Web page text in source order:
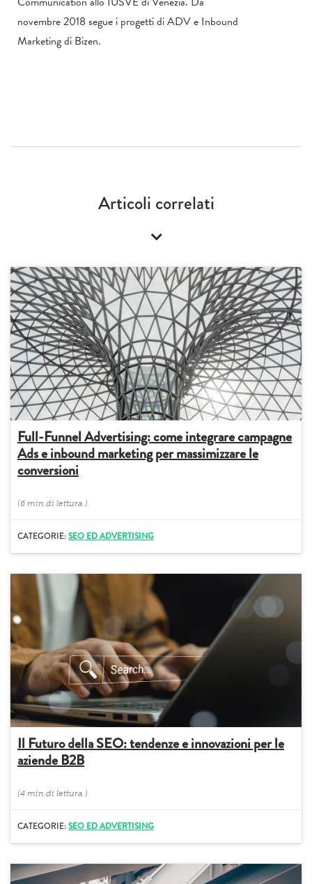
novembre 2018 segue i progetti di ADV e Inbound
Marketing di Bizen.
Articoli correlati
Full-Funnel Advertising: come integrare campagne
Ads e inbound marketing per massimizzare le
conversioni
(6 min di lettura )
CATEGORIE:SEO ED ADVERTISING
Il Futuro della SEO: tendenze e innovazioni per le
aziende B2B
(4 min di lettura )
CATEGORIE:SEO ED ADVERTISING